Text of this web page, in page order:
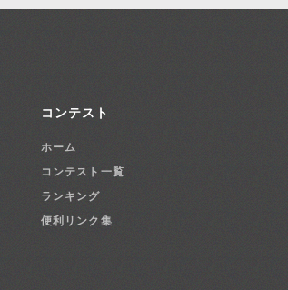
コンテスト
ホーム
コンテスト一覧
ランキング
便利リンク集